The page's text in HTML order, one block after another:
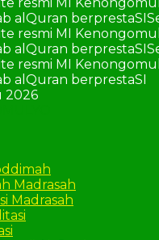
alQuran berprestaSI
resmi MI
alQuran berprestaSI
resmi MI
alQuran berprestaSI
2026
Madrasah
Madrasah